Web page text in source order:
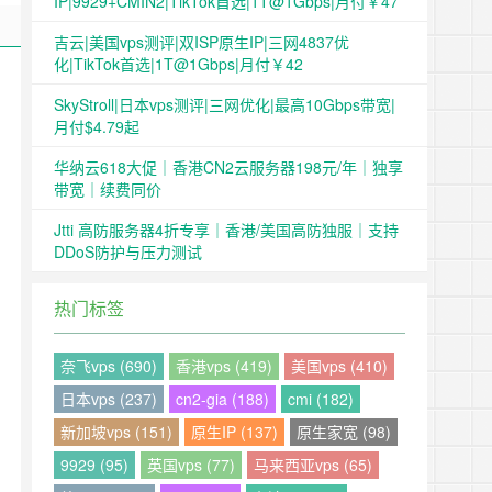
吉云|美国vps测评|双ISP原生IP|三网4837优
化|TikTok首选|1T@1Gbps|月付￥42
SkyStroll|日本vps测评|三网优化|最高10Gbps带宽|
月付$4.79起
华纳云618大促｜香港CN2云服务器198元/年｜独享
带宽｜续费同价
Jtti 高防服务器4折专享｜香港/美国高防独服｜支持
DDoS防护与压力测试
热门标签
奈飞vps (690) 香港vps (419)
美国vps (410)
日本vps (237)
cn2-gia (188)
cmi (182)
新加坡vps (151)
原生IP (137)
原生家宽 (98)
9929 (95)
英国vps (77)
马来西亚vps (65)